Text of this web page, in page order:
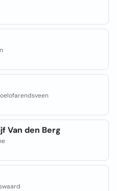
Van den Berg